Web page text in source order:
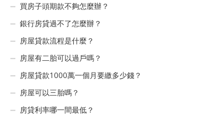
買房子頭期款不夠怎麼辦？
銀行房貸過不了怎麼辦？
房屋貸款流程是什麼？
房屋有二胎可以過戶嗎？
房屋貸款1000萬一個月要繳多少錢？
房屋可以三胎嗎？
房貸利率哪一間最低？